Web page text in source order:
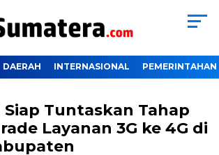
DAERAH INTERNASIONAL PEMERINTAHAN
Siap Tuntaskan Tahap
Layanan 3G ke 4G di